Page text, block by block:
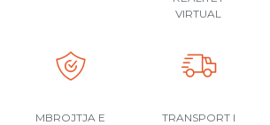
VIRTUAL
MBROJTJA E
TRANSPORT I